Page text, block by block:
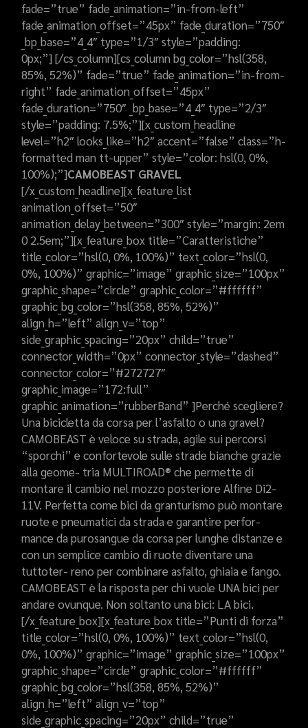
fade=”true” fade_animation=”in-from-left”
fade_animation_offset=”45px” fade_duration=”750″
_bp_base=”4_4″ type=”1/3″ style=”padding:
0px;”] [/cs_column][cs_column bg_color=”hsl(358,
85%, 52%)” fade=”true” fade_animation=”in-from-
right” fade_animation_offset=”45px”
fade_duration=”750″ _bp_base=”4_4″ type=”2/3″
style=”padding: 7.5%;”][x_custom_headline
level=”h2″ looks_like=”h2″ accent=”false” class=”h-
formatted man tt-upper” style=”color: hsl(0, 0%,
100%);”]CAMOBEAST GRAVEL
[/x_custom_headline][x_feature_list
animation_offset=”50″
animation_delay_between=”300″ style=”margin: 2em
0 2.5em;”][x_feature_box title=”Caratteristiche”
title_color=”hsl(0, 0%, 100%)” text_color=”hsl(0,
0%, 100%)” graphic=”image” graphic_size=”100px”
graphic_shape=”circle” graphic_color=”#ffffff”
graphic_bg_color=”hsl(358, 85%, 52%)”
align_h=”left” align_v=”top”
side_graphic_spacing=”20px” child=”true”
connector_width=”0px” connector_style=”dashed”
connector_color=”#272727″
graphic_image=”172:full”
graphic_animation=”rubberBand” ]Perché scegliere?
Una bicicletta da corsa per l’asfalto o una gravel?
CAMOBEAST è veloce su strada, agile sui percorsi
“sporchi” e confortevole sulle strade bianche grazie
alla geome- tria MULTIROAD® che permette di
montare il cambio nel mozzo posteriore Alfine Di2-
11V. Perfetta come bici da granturismo può montare
ruote e pneumatici da strada e garantire perfor-
mance da purosangue da corsa per lunghe distanze e
con un semplice cambio di ruote diventare una
tuttoter- reno per combinare asfalto, ghiaia e fango.
CAMOBEAST è la risposta per chi vuole UNA bici per
andare ovunque. Non soltanto una bici: LA bici.
[/x_feature_box][x_feature_box title=”Punti di forza”
title_color=”hsl(0, 0%, 100%)” text_color=”hsl(0,
0%, 100%)” graphic=”image” graphic_size=”100px”
graphic_shape=”circle” graphic_color=”#ffffff”
graphic_bg_color=”hsl(358, 85%, 52%)”
align_h=”left” align_v=”top”
side_graphic_spacing=”20px” child=”true”